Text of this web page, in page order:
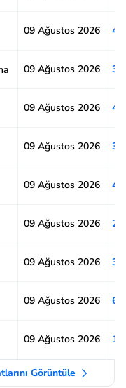
09 Ağustos 2026
09 Ağustos 2026
09 Ağustos 2026
09 Ağustos 2026
09 Ağustos 2026
09 Ağustos 2026
09 Ağustos 2026
09 Ağustos 2026
09 Ağustos 2026
Görüntüle